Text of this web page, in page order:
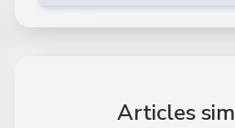
Articles